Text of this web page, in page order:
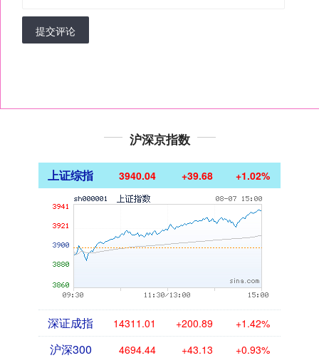
提交评论
沪深京指数
上证综指 3940.04 +39.68 +1.02%
深证成指 14311.01 +200.89 +1.42%
沪深300 4694.44 +43.13 +0.93%